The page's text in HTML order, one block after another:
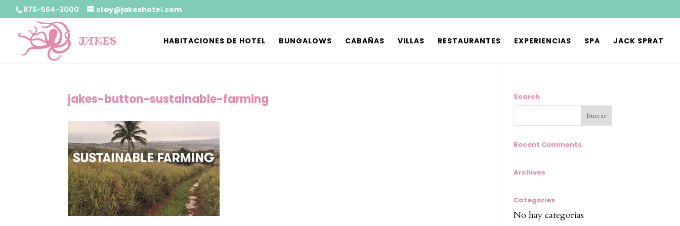
876-564-3000 stay@jakeshotel.com
HABITACIONES DE HOTEL BUNGALOWS CABAÑAS VILLAS RESTAURANTES EXPERIENCIAS SPA JACK SPRAT
jakes-button-sustainable-farming Search
Recent Comments
Archives
Categories
No hay categorías